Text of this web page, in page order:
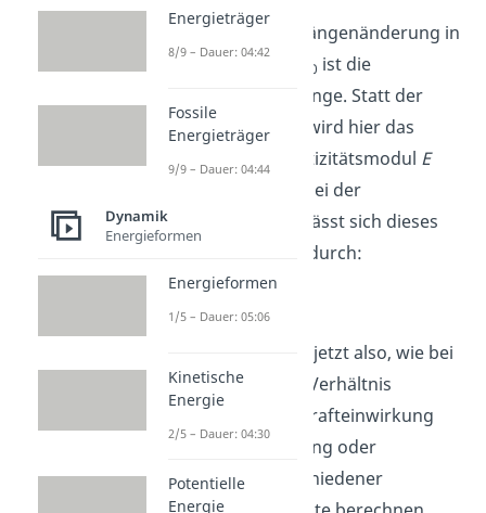
Δxist dabei die Längenänderung in
x-Richtung und
0 ist die
ursprüngliche Länge. Statt der
Federkonstante wird hier das
sogenannte Elastizitätsmodul E
eingeführt. Wie bei der
Federkonstante lässt sich dieses
aber berechnen durch:
Damit kannst du jetzt also, wie bei
den Federn, das Verhältnis
zwischen einer Krafteinwirkung
und einer Dehnung oder
Stauchung verschiedener
Energieträger
8/9 – Dauer: 04:42
Fossile
Energieträger
9/9 – Dauer: 04:44
Dynamik
Energieformen
Energieformen
1/5 – Dauer: 05:06
Kinetische
Energie
2/5 – Dauer: 04:30
Potentielle
Energie